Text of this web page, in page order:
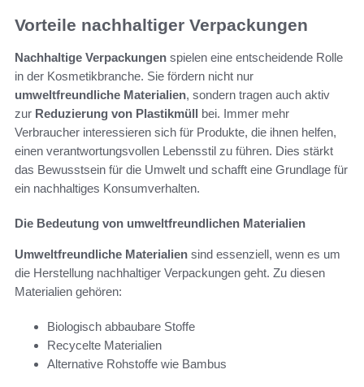
Vorteile nachhaltiger Verpackungen
Nachhaltige Verpackungen spielen eine entscheidende Rolle
in der Kosmetikbranche. Sie fördern nicht nur
umweltfreundliche Materialien, sondern tragen auch aktiv
zur Reduzierung von Plastikmüll bei. Immer mehr
Verbraucher interessieren sich für Produkte, die ihnen helfen,
einen verantwortungsvollen Lebensstil zu führen. Dies stärkt
das Bewusstsein für die Umwelt und schafft eine Grundlage für
ein nachhaltiges Konsumverhalten.
Die Bedeutung von umweltfreundlichen Materialien
Umweltfreundliche Materialien sind essenziell, wenn es um
die Herstellung nachhaltiger Verpackungen geht. Zu diesen
Materialien gehören:
Biologisch abbaubare Stoffe
Recycelte Materialien
Alternative Rohstoffe wie Bambus